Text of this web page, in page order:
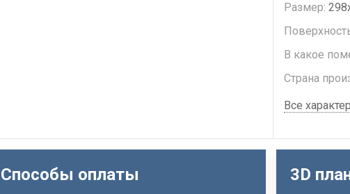
Размер:
В какое
Страна
Все
Способы оплаты 3D